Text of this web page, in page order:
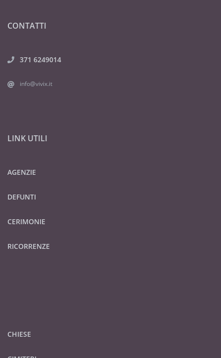
CONTATTI
371 6249014
info@vivix.it
LINK UTILI
AGENZIE
DEFUNTI
CERIMONIE
RICORRENZE
CHIESE